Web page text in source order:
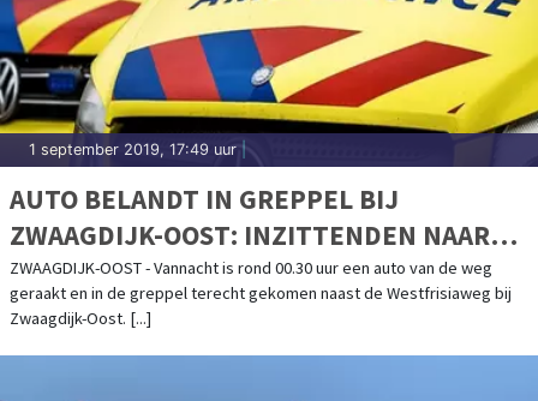
1 september 2019, 17:49 uur |
AUTO BELANDT IN GREPPEL BIJ
ZWAAGDIJK-OOST: INZITTENDEN NAAR
HET ZIEKENHUIS
ZWAAGDIJK-OOST - Vannacht is rond 00.30 uur een auto van de weg
geraakt en in de greppel terecht gekomen naast de Westfrisiaweg bij
Zwaagdijk-Oost. [...]